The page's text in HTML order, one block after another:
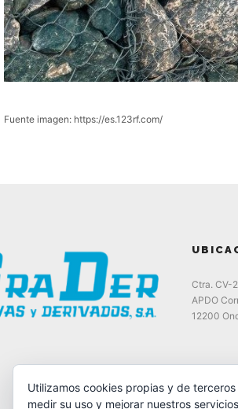
Fuente imagen: https://es.123rf.com/
Ctra. CV-
APDO
12200
Utilizamos cookies propias y de
medir su uso y mejorar nuestros